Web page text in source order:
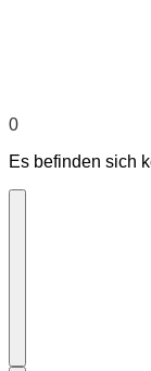
0
Es befinden sich